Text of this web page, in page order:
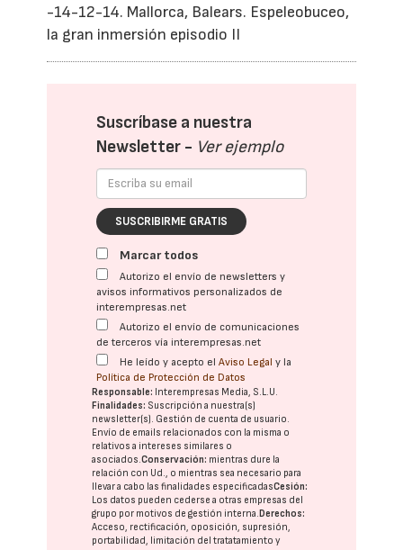
-14-12-14. Mallorca, Balears. Espeleobuceo,
la gran inmersión episodio II
Suscríbase a nuestra
Newsletter - Ver ejemplo
SUSCRIBIRME GRATIS
Marcar todos
Autorizo el envío de newsletters y
avisos informativos personalizados de
interempresas.net
Autorizo el envío de comunicaciones
de terceros vía interempresas.net
He leído y acepto elAviso Legal y la
Política de Protección de Datos
Responsable: Interempresas Media, S.L.U.
Finalidades: Suscripción a nuestra(s)
newsletter(s). Gestión de cuenta de usuario.
Envío de emails relacionados con la misma o
relativos a intereses similares o
asociados.Conservación: mientras dure la
relación con Ud., o mientras sea necesario para
llevar a cabo las finalidades especificadasCesión:
Los datos pueden cederse a otras empresas del
grupo por motivos de gestión interna.Derechos:
Acceso, rectificación, oposición, supresión,
portabilidad, limitación del tratatamiento y